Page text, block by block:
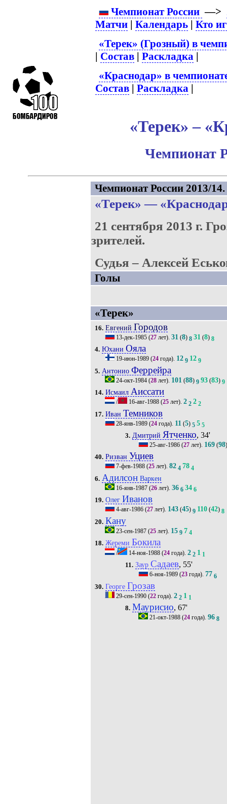
Чемпионат России —>
Матчи |Календарь |Кто
«Терек» (Грозный) в
| Состав |Раскладка |
«Краснодар» в
Состав |Раскладка |
«Терек» –
Чемпионат
Чемпионат России 2013/
«Терек» —
21 сентября 2013 г.
зрителей.
Судья – Алексей
Голы
«Терек»
16. Евгений Городов
13-дек-1985(27лет). 31(8) 8 31(8) 8
4. Юхани Ояла
19-июн-1989(24года). 12 9 12 9
5. Антонио Феррейра
24-окт-1984(28лет). 101 (88) 9 93(83) 9
14. Исмаил Аиссати
/ 16-авг-1988(25лет). 2 2 2 2
17. Иван Темников
28-янв-1989(24года). 11 (5) 5 5 5
3. Дмитрий Ятченко, 34'
25-авг-1986 (27 лет). 169 (98
40. Ризван Уциев
7-фев-1988(25лет). 82 4 78 4
6. АдилсонВаркен
16-янв-1987(26лет). 36 6 34 6
19. Олег Иванов
4-авг-1986(27лет). 143(45) 9 110(42) 8
20. Кану
23-сен-1987(25лет). 15 9 7 4
18. Жереми Бокила
/ 14-ноя-1988(24года). 2 2 1 1
11. Заур Садаев, 55'
6-ноя-1989 (23 года).77 6
30. Георге Грозав
29-сен-1990(22года). 2 2 1 1
8. Маурисио, 67'
21-окт-1988 (24 года).96 8